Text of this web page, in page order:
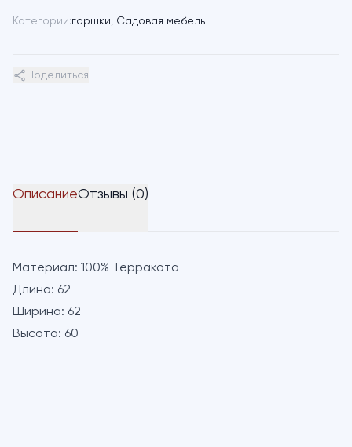
Категории:горшки, Садовая мебель
Поделиться
ОписаниеОтзывы (0)
Материал: 100% Терракота
Длина: 62
Ширина: 62
Высота: 60